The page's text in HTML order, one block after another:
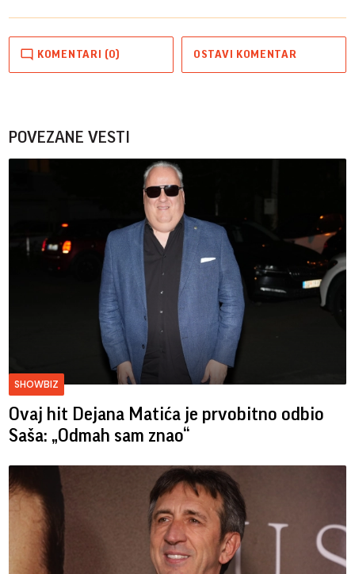
KOMENTARI (0) OSTAVI KOMENTAR
POVEZANE VESTI
SHOWBIZ
Ovaj hit Dejana Matića je prvobitno odbio
Saša: „Odmah sam znao“